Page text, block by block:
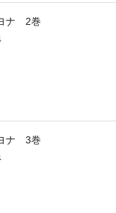
ナ 2巻
ナ 3巻